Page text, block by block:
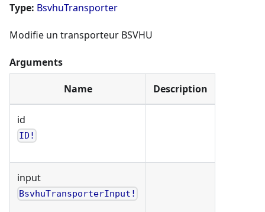
Type: BsvhuTransporter
Modifie un transporteur BSVHU
Arguments
Name Description
id
ID!
input
BsvhuTransporterInput!